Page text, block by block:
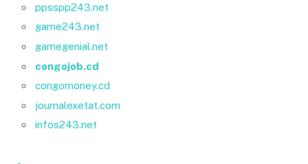
ppsspp243.net
game243.net
gamegenial.net
congojob.cd
congomoney.cd
journalexetat.com
infos243.net